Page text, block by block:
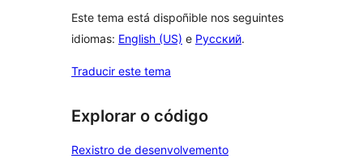
Este tema está dispoñible nos seguintes
idiomas: English (US) e Русский.
Traducir este tema
Explorar o código
Rexistro de desenvolvemento